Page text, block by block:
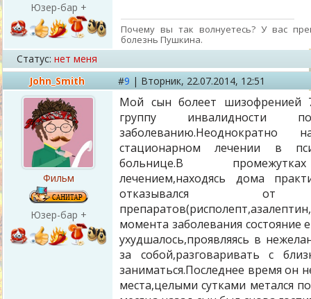
Юзер-бар +
Почему вы так волнуетесь? У вас
болезнь Пушкина.
Статус: нет меня
John_Smith
#9 | Вторник, 22.07.2014, 12:51
Фильм
Юзер-бар +
Мой сын болеет шизофренией
группу инвалидности
заболеванию.Неоднократно
стационарном лечении в
больнице.В
лечением,находясь дома
отказывался от
момента заболевания состояние
ухудшалось,проявляясь в
за собой,разговаривать с
заниматься.Последнее время он
места,целыми сутками метался